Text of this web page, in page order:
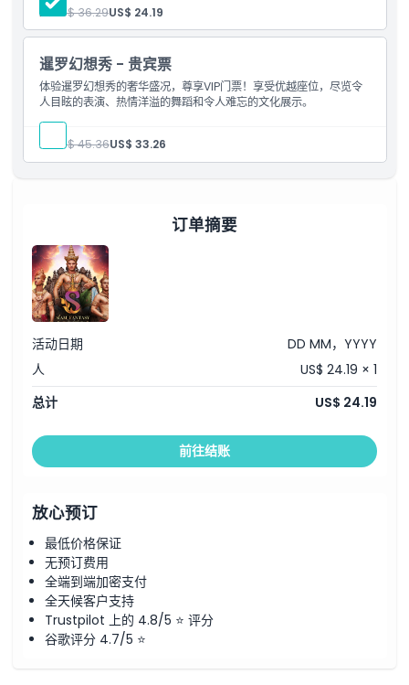
营业时间
需要了解的事项
位置
如何兑换
取消政策
人:US$ 36.29US$ 24.19
暹罗幻想秀 - 贵宾票
体验暹罗幻想秀的奢华盛况，尊享VIP门票！享受优越座位，尽览令
人目眩的表演、热情洋溢的舞蹈和令人难忘的文化展示。
人: US$ 45.36US$ 33.26
订单摘要
活动日期
DD MM，YYYY
人
US$ 24.19 × 1
总计
US$ 24.19
前往结账
放心预订
最低价格保证
无预订费用
全端到端加密支付
全天候客户支持
Trustpilot 上的 4.8/5 ⭐ 评分
谷歌评分 4.7/5 ⭐